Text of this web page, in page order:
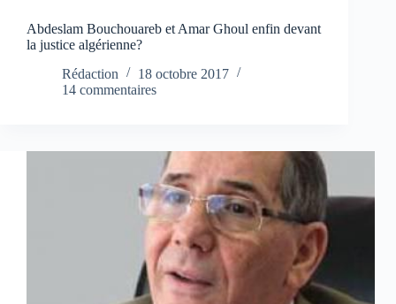
Abdeslam Bouchouareb et Amar Ghoul enfin devant
la justice algérienne?
Rédaction
18 octobre 2017
14 commentaires